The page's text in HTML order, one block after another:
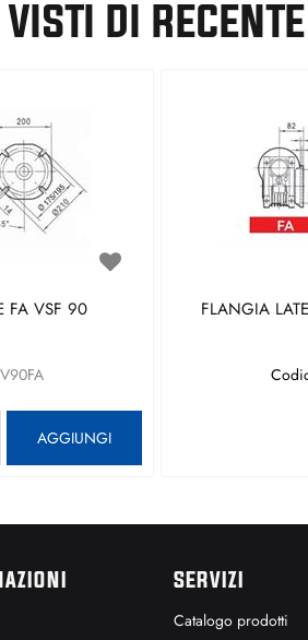
VISTI DI RECENTE
FA VSF 90
AGGIUNGI
FLANGIA
SERVIZI
Catalogo prodotti